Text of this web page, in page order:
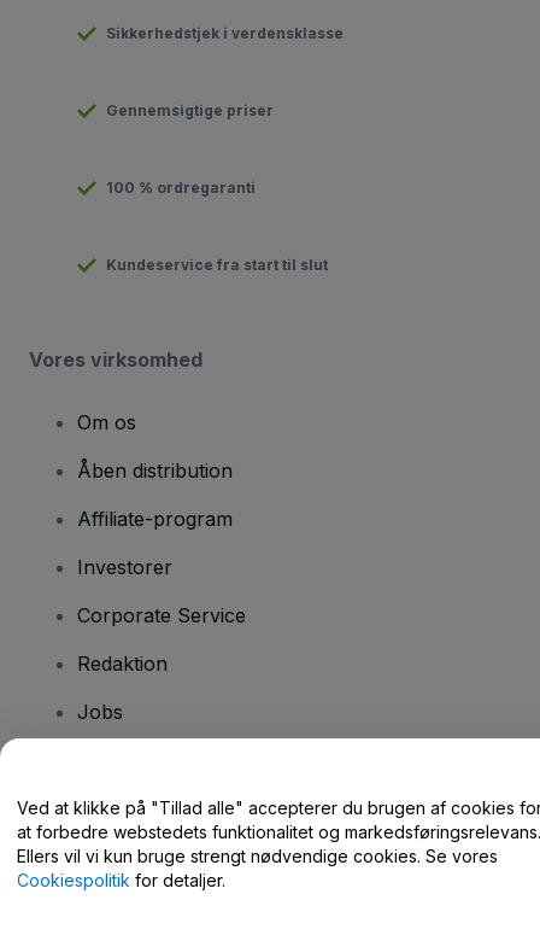
Sikkerhedstjek i verdensklasse
Gennemsigtige priser
100 % ordregaranti
Kundeservice fra start til slut
Vores virksomhed
Om os
Åben distribution
Affiliate-program
Investorer
Corporate Service
Redaktion
Jobs
Har du spørgsmål?
Hjælpecenter / Kontakt os
Ved at klikke på "Tillad alle" accepterer du brugen af cookies
at forbedre webstedets funktionalitet og markedsføringsrelevans.
Ellers vil vi kun bruge strengt nødvendige cookies. Se vores
Cookiespolitik for detaljer.